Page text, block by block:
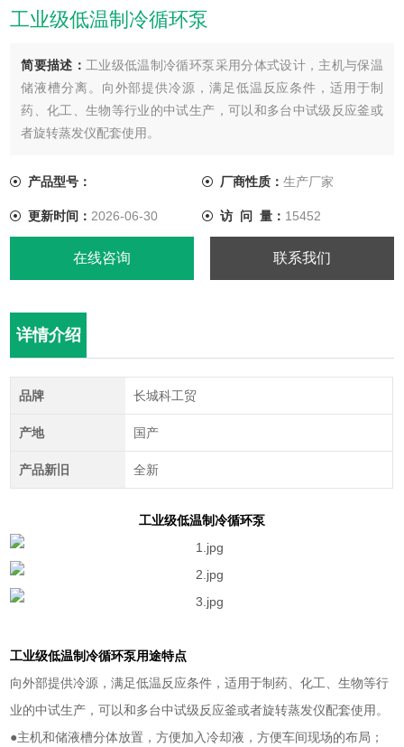
工业级低温制冷循环泵
简要描述： 工业级低温制冷循环泵采用分体式设计，主机与保温
储液槽分离。向外部提供冷源，满足低温反应条件，适用于制
药、化工、生物等行业的中试生产，可以和多台中试级反应釜或
者旋转蒸发仪配套使用。
产品型号： 厂商性质： 生产厂家
更新时间： 2026-06-30 访 问 量： 15452
在线咨询 联系我们
详情介绍
品牌 长城科工贸
产地 国产
产品新旧 全新
工业级低温制冷循环泵
工业级低温制冷循环泵用途特点
向外部提供冷源，满足低温反应条件，适用于制药、化工、生物等行
业的中试生产，可以和多台中试级反应釜或者旋转蒸发仪配套使用。
●主机和储液槽分体放置，方便加入冷却液，方便车间现场的布局；